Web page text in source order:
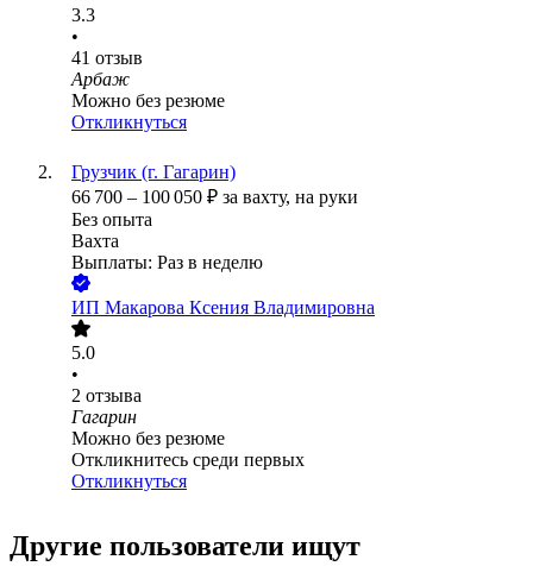
3.3
•
41 отзыв
Арбаж
Можно без резюме
Откликнуться
Грузчик (г. Гагарин)
66 700 – 100 050 ₽ за вахту, на руки
Без опыта
Вахта
Выплаты: Раз в неделю
ИП Макарова Ксения Владимировна
5.0
•
2 отзыва
Гагарин
Можно без резюме
Откликнитесь среди первых
Откликнуться
Другие пользователи ищут